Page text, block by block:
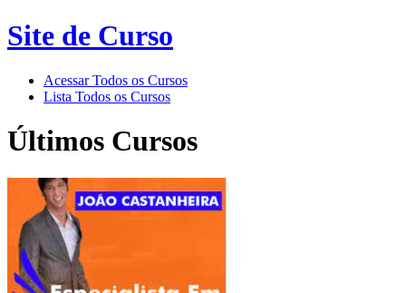
Site de Curso
Acessar Todos os Cursos
Lista Todos os Cursos
Últimos Cursos